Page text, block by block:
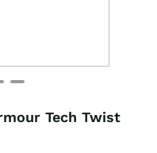
Tech Twist